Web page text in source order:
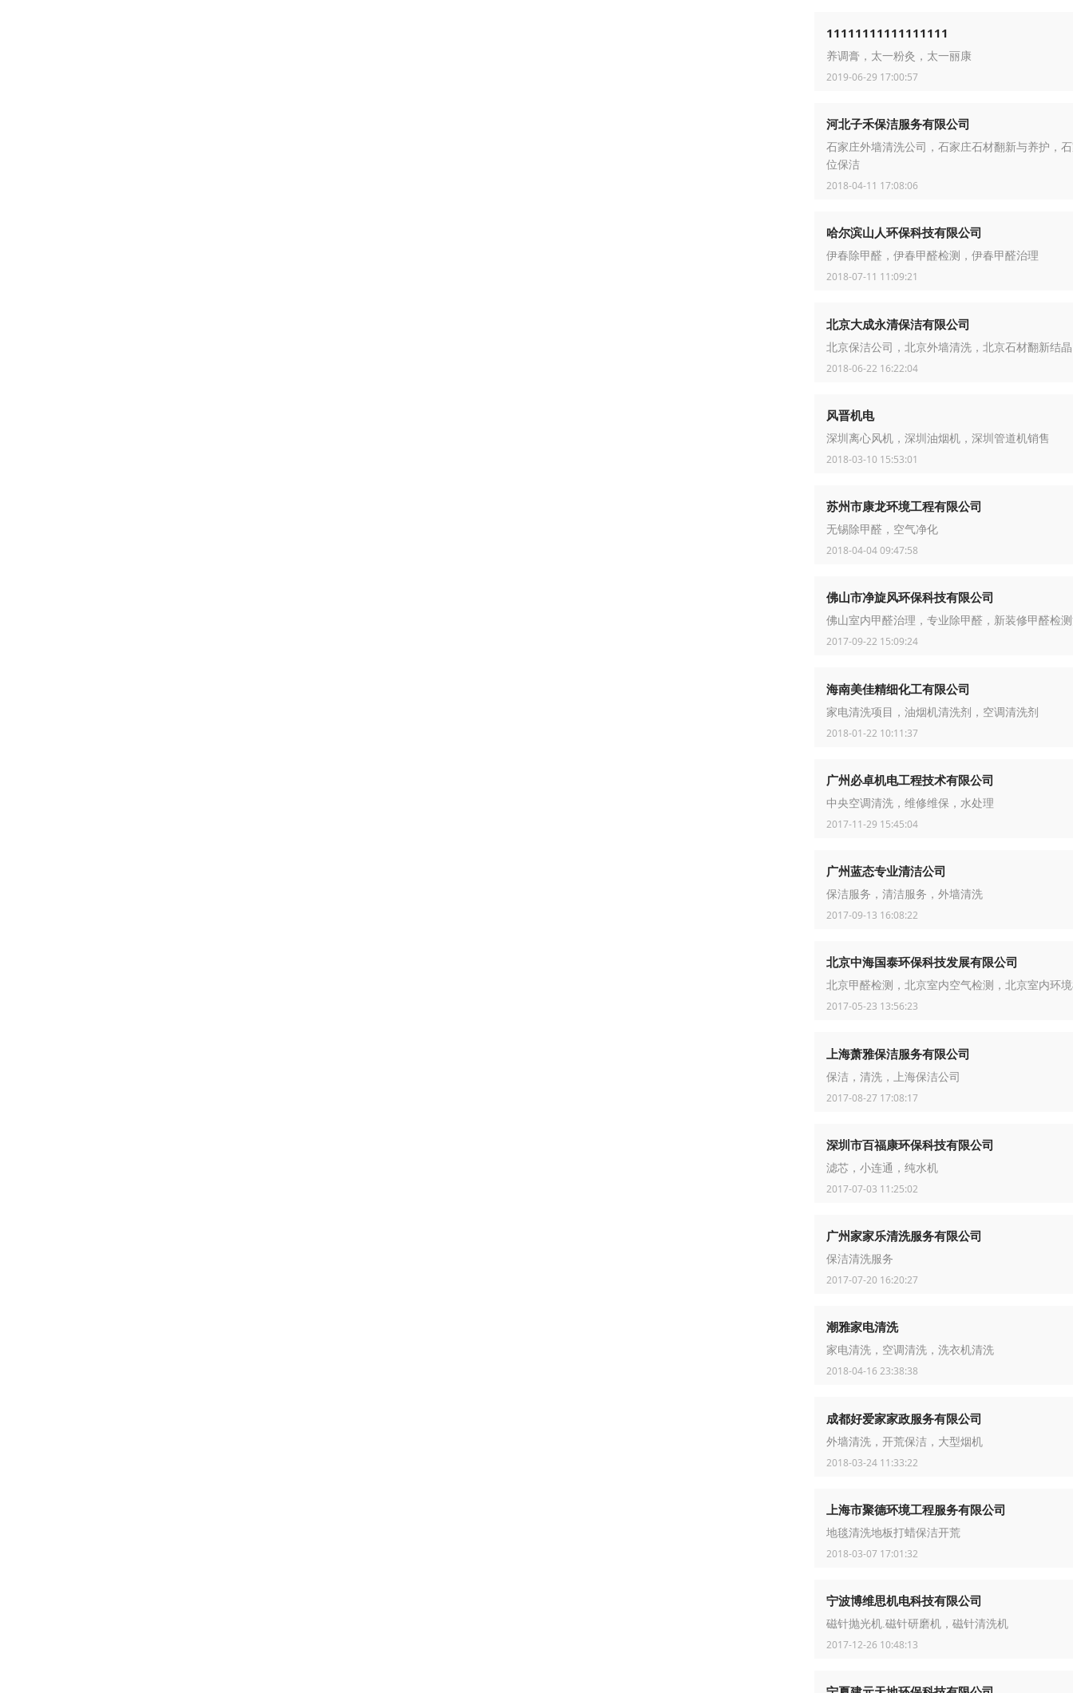
11111111111111111
养调膏，太一粉灸，太一丽康
2019-06-29 17:00:57
河北子禾保洁服务有限公司
石家庄外墙清洗公司，石家庄石材翻新与养护，
位保洁
2018-04-11 17:08:06
哈尔滨山人环保科技有限公司
伊春除甲醛，伊春甲醛检测，伊春甲醛治理
2018-07-11 11:09:21
北京大成永清保洁有限公司
北京保洁公司，北京外墙清洗，北京石材翻新结晶
2018-06-22 16:22:04
风晋机电
深圳离心风机，深圳油烟机，深圳管道机销售
2018-03-10 15:53:01
苏州市康龙环境工程有限公司
无锡除甲醛，空气净化
2018-04-04 09:47:58
佛山市净旋风环保科技有限公司
佛山室内甲醛治理，专业除甲醛，新装修甲醛检
2017-09-22 15:09:24
海南美佳精细化工有限公司
家电清洗项目，油烟机清洗剂，空调清洗剂
2018-01-22 10:11:37
广州必卓机电工程技术有限公司
中央空调清洗，维修维保，水处理
2017-11-29 15:45:04
广州蓝态专业清洁公司
保洁服务，清洁服务，外墙清洗
2017-09-13 16:08:22
北京中海国泰环保科技发展有限公司
北京甲醛检测，北京室内空气检测，北京室内环
2017-05-23 13:56:23
上海萧雅保洁服务有限公司
保洁，清洗，上海保洁公司
2017-08-27 17:08:17
深圳市百福康环保科技有限公司
滤芯，小连通，纯水机
2017-07-03 11:25:02
广州家家乐清洗服务有限公司
保洁清洗服务
2017-07-20 16:20:27
潮雅家电清洗
家电清洗，空调清洗，洗衣机清洗
2018-04-16 23:38:38
成都好爱家家政服务有限公司
外墙清洗，开荒保洁，大型烟机
2018-03-24 11:33:22
上海市聚德环境工程服务有限公司
地毯清洗地板打蜡保洁开荒
2018-03-07 17:01:32
宁波博维思机电科技有限公司
磁针抛光机.磁针研磨机，磁针清洗机
2017-12-26 10:48:13